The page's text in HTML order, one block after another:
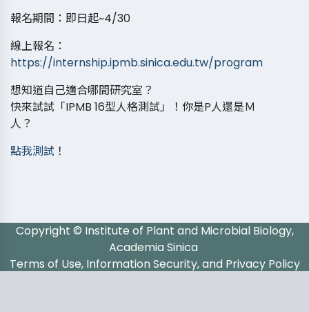
報名期間：即日起~4/30
線上報名：
https://internship.ipmb.sinica.edu.tw/program
想知道自己適合哪間研究室？
快來試試「IPMB 16型人格測試」！你是P人還是Ｍ
人？
點我測試 ！
Copyright © Institute of Plant and Microbial Biology,
Academia Sinica
Terms of Use, Information Security, and Privacy Policy